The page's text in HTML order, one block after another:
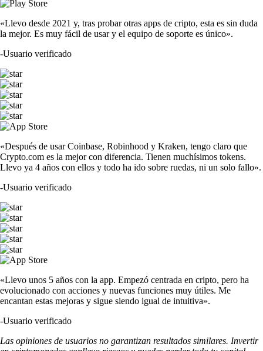
«Llevo desde 2021 y, tras probar otras apps de cripto, esta es sin duda
la mejor. Es muy fácil de usar y el equipo de soporte es único».
-Usuario verificado
«Después de usar Coinbase, Robinhood y Kraken, tengo claro que
Crypto.com es la mejor con diferencia. Tienen muchísimos tokens.
Llevo ya 4 años con ellos y todo ha ido sobre ruedas, ni un solo fallo».
-Usuario verificado
«Llevo unos 5 años con la app. Empezó centrada en cripto, pero ha
evolucionado con acciones y nuevas funciones muy útiles. Me
encantan estas mejoras y sigue siendo igual de intuitiva».
-Usuario verificado
Las opiniones de usuarios no garantizan resultados similares. Invertir